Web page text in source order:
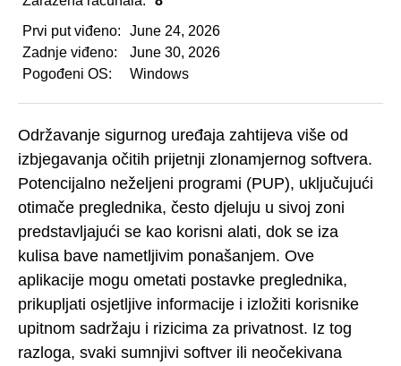
Prvi put viđeno:
June 24, 2026
Zadnje viđeno:
June 30, 2026
Pogođeni OS:
Windows
Održavanje sigurnog uređaja zahtijeva više od
izbjegavanja očitih prijetnji zlonamjernog softvera.
Potencijalno neželjeni programi (PUP), uključujući
otimače preglednika, često djeluju u sivoj zoni
predstavljajući se kao korisni alati, dok se iza
kulisa bave nametljivim ponašanjem. Ove
aplikacije mogu ometati postavke preglednika,
prikupljati osjetljive informacije i izložiti korisnike
upitnom sadržaju i rizicima za privatnost. Iz tog
razloga, svaki sumnjivi softver ili neočekivana